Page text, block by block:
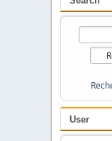
User